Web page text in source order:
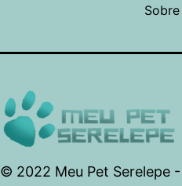
© 2022 Meu Pet Serelepe